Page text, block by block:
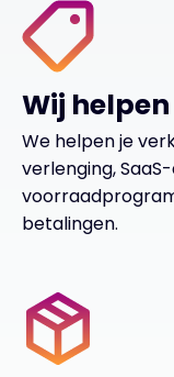
Wij
We helpen je
verlenging,
betalingen.